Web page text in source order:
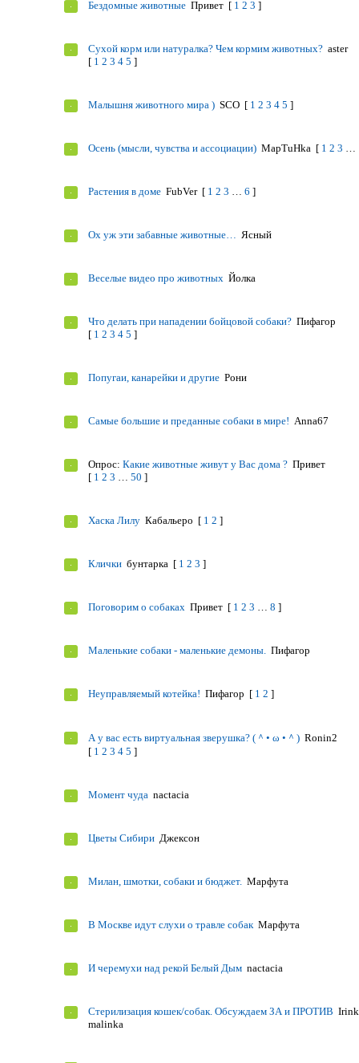
Бездомные животные Привет [ 1 2 3 ]
Сухой корм или натуралка? Чем кормим животных? aster
[ 1 2 3 4 5 ]
Малышня животного мира ) SCO [ 1 2 3 4 5 ]
Осень (мысли, чувства и ассоциации) MapTuHka [ 1 2 3 …
Растения в доме FubVer [ 1 2 3 … 6 ]
Ох уж эти забавные животные… Ясный
Веселые видео про животных Йолка
Что делать при нападении бойцовой собаки? Пифагор
[ 1 2 3 4 5 ]
Попугаи, канарейки и другие Рони
Самые большие и преданные собаки в мире! Anna67
Опрос: Какие животные живут у Вас дома ? Привет
[ 1 2 3 … 50 ]
Хаска Лилу Кабальеро [ 1 2 ]
Клички бунтарка [ 1 2 3 ]
Поговорим о собаках Привет [ 1 2 3 … 8 ]
Маленькие собаки - маленькие демоны. Пифагор
Неуправляемый котейка! Пифагор [ 1 2 ]
А у вас есть виртуальная зверушка? (＾• ω •＾) Ronin2
[ 1 2 3 4 5 ]
Момент чуда nactacia
Цветы Сибири Джексон
Милан, шмотки, собаки и бюджет. Марфута
В Москве идут слухи о травле собак Марфута
И черемухи над рекой Белый Дым nactacia
Стерилизация кошек/собак. Обсуждаем ЗА и ПРОТИВ
malinka